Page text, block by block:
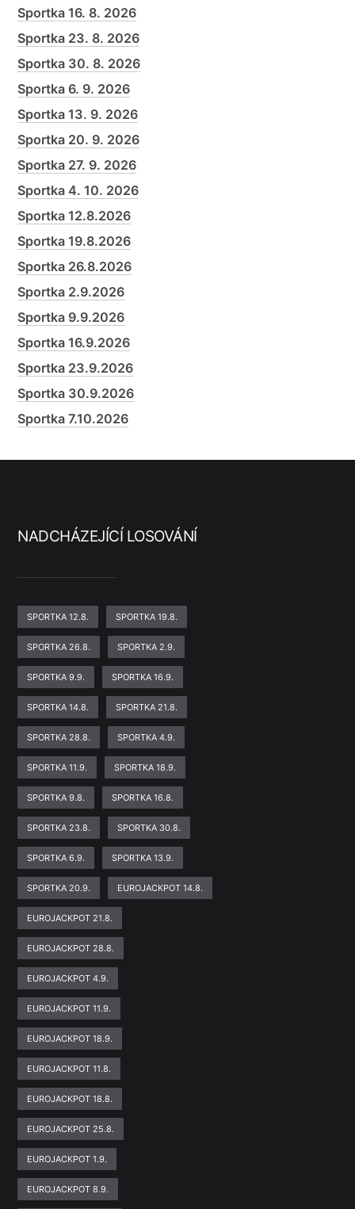
Sportka 16. 8. 2026
Sportka 23. 8. 2026
Sportka 30. 8. 2026
Sportka 6. 9. 2026
Sportka 13. 9. 2026
Sportka 20. 9. 2026
Sportka 27. 9. 2026
Sportka 4. 10. 2026
Sportka 12.8.2026
Sportka 19.8.2026
Sportka 26.8.2026
Sportka 2.9.2026
Sportka 9.9.2026
Sportka 16.9.2026
Sportka 23.9.2026
Sportka 30.9.2026
Sportka 7.10.2026
NADCHÁZEJÍCÍ LOSOVÁNÍ
SPORTKA 12.8. SPORTKA 19.8.
SPORTKA 26.8. SPORTKA 2.9.
SPORTKA 9.9. SPORTKA 16.9.
SPORTKA 14.8. SPORTKA 21.8.
SPORTKA 28.8. SPORTKA 4.9.
SPORTKA 11.9. SPORTKA 18.9.
SPORTKA 9.8. SPORTKA 16.8.
SPORTKA 23.8. SPORTKA 30.8.
SPORTKA 6.9. SPORTKA 13.9.
SPORTKA 20.9. EUROJACKPOT 14.8.
EUROJACKPOT 21.8.
EUROJACKPOT 28.8.
EUROJACKPOT 4.9.
EUROJACKPOT 11.9.
EUROJACKPOT 18.9.
EUROJACKPOT 11.8.
EUROJACKPOT 18.8.
EUROJACKPOT 25.8.
EUROJACKPOT 1.9.
EUROJACKPOT 8.9.